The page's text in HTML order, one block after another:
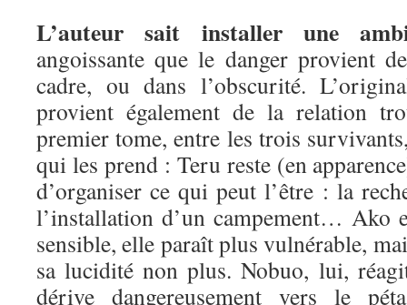
L’auteur sait installer une
angoissante que le danger provient
cadre, ou dans l’obscurité.
provient également de la relation
premier tome, entre les trois
qui les prend : Teru reste (en
d’organiser ce qui peut l’être : la
l’installation d’un campement… Ako
sensible, elle paraît plus vulnérable,
sa lucidité non plus. Nobuo, lui,
dérive dangereusement vers le